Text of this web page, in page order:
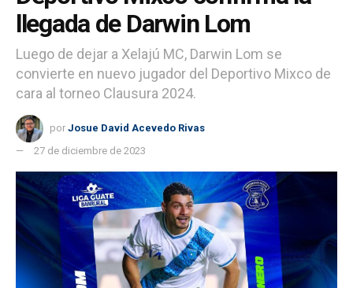
llegada de Darwin Lom
Luego de dejar a Xelajú MC, Darwin Lom se
convierte en nuevo jugador del Deportivo Mixco de
cara al torneo Clausura 2024.
por Josue David Acevedo Rivas
27 de diciembre de 2023